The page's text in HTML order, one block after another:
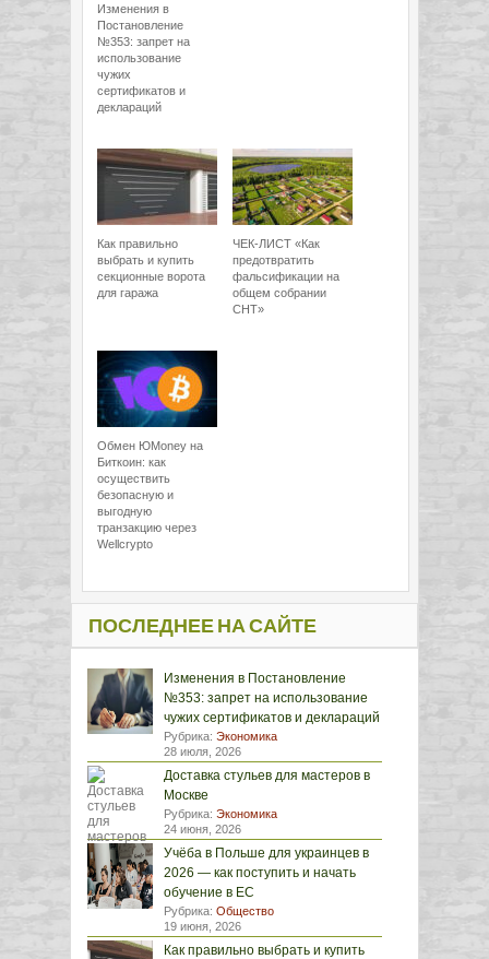
Изменения в
Постановление
№353: запрет на
использование
чужих
сертификатов и
деклараций
Как правильно
выбрать и купить
секционные ворота
для гаража
ЧЕК-ЛИСТ «Как
предотвратить
фальсификации на
общем собрании
СНТ»
Обмен ЮMoney на
Биткоин: как
осуществить
безопасную и
выгодную
транзакцию через
Wellcrypto
ПОСЛЕДНЕЕ НА САЙТЕ
Изменения в Постановление
№353: запрет на использование
чужих сертификатов и деклараций
Рубрика: Экономика
28 июля, 2026
Доставка стульев для мастеров в
Москве
Рубрика: Экономика
24 июня, 2026
Учёба в Польше для украинцев в
2026 — как поступить и начать
обучение в ЕС
Рубрика: Общество
19 июня, 2026
Как правильно выбрать и купить